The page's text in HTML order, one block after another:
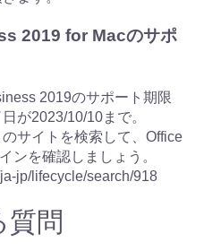
2019 for Macのサポ
2019のサポート期限
が2023/10/10まで。
サイトを検索して、Office
ンを確認しましょう。
jp/lifecycle/search/918
質問